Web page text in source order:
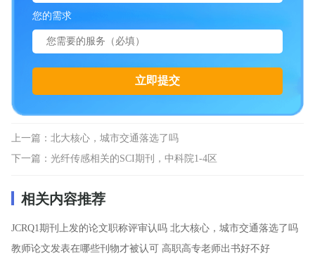
您的需求
上一篇： 北大核心，城市交通落选了吗
下一篇： 光纤传感相关的SCI期刊，中科院1-4区
相关内容推荐
JCRQ1期刊上发的论文职称评审认吗 北大核心，城市交通落选了吗
教师论文发表在哪些刊物才被认可 高职高专老师出书好不好